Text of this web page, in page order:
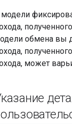
обмена вы
может